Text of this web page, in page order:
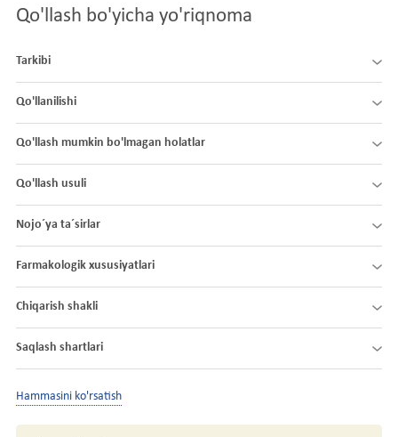
Qo'llash bo'yicha yo'riqnoma
Tarkibi
Qo'llanilishi
Qo'llash mumkin bo'lmagan holatlar
Qo'llash usuli
Nojo´ya ta´sirlar
Farmakologik xususiyatlari
Chiqarish shakli
Saqlash shartlari
Hammasini ko'rsatish